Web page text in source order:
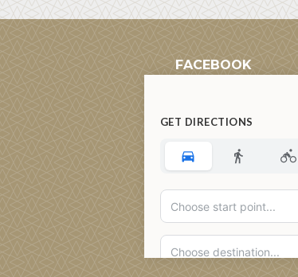
FACEBOOK
GET DIRECTIONS